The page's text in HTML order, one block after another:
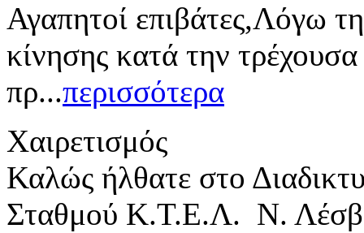
Αγαπητοί επιβάτες,Λόγω
κίνησης κατά την
πρ...περισσότερα
Χαιρετισμός
Καλώς ήλθατε στο
Σταθμού Κ.Τ.Ε.Λ. Ν.